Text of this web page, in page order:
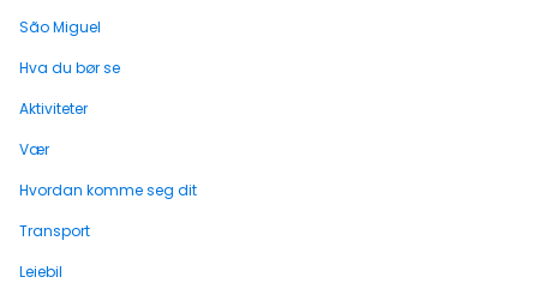
São Miguel
Hva du bør se
Aktiviteter
Vær
Hvordan komme seg dit
Transport
Leiebil